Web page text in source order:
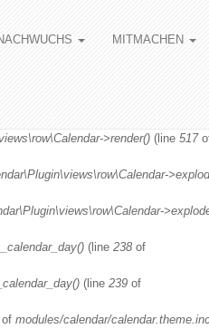
MITMACHEN
>render()(line 517
(line 238of
(line 239of
modules/calendar/